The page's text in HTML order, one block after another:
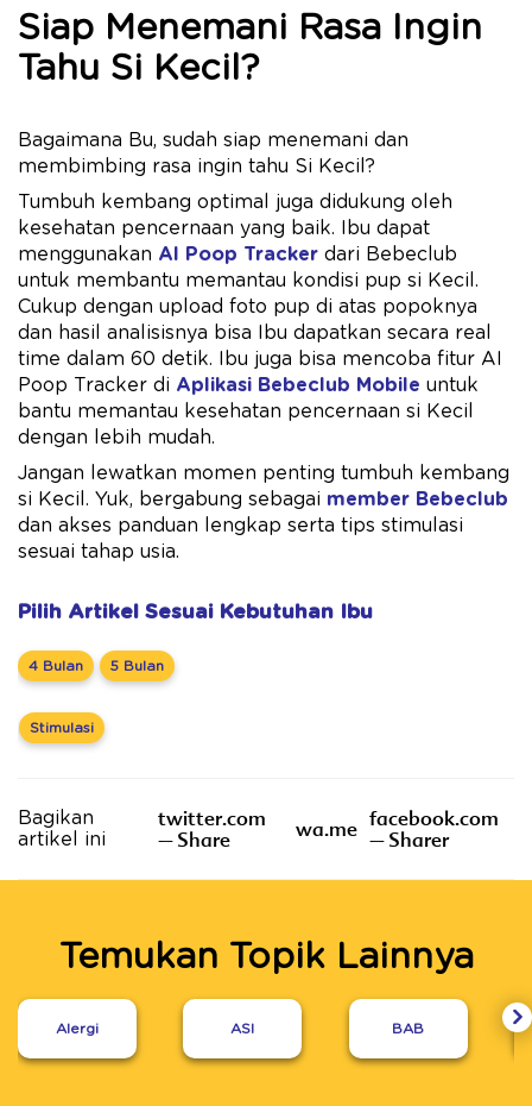
Siap Menemani Rasa Ingin
Tahu Si Kecil?
Bagaimana Bu, sudah siap menemani dan
membimbing rasa ingin tahu Si Kecil?
Tumbuh kembang optimal juga didukung oleh
kesehatan pencernaan yang baik. Ibu dapat
menggunakan AI Poop Tracker dari Bebeclub
untuk membantu memantau kondisi pup si Kecil.
Cukup dengan upload foto pup di atas popoknya
dan hasil analisisnya bisa Ibu dapatkan secara real
time dalam 60 detik. Ibu juga bisa mencoba fitur AI
Poop Tracker di Aplikasi Bebeclub Mobile untuk
bantu memantau kesehatan pencernaan si Kecil
dengan lebih mudah.
Jangan lewatkan momen penting tumbuh kembang
si Kecil. Yuk, bergabung sebagai member Bebeclub
dan akses panduan lengkap serta tips stimulasi
sesuai tahap usia.
Pilih Artikel Sesuai Kebutuhan Ibu
4 Bulan 5 Bulan
Stimulasi
Bagikan
artikel ini
twitter.com
– Share
wa.me facebook.com
– Sharer
Temukan Topik Lainnya
Alergi ASI BAB